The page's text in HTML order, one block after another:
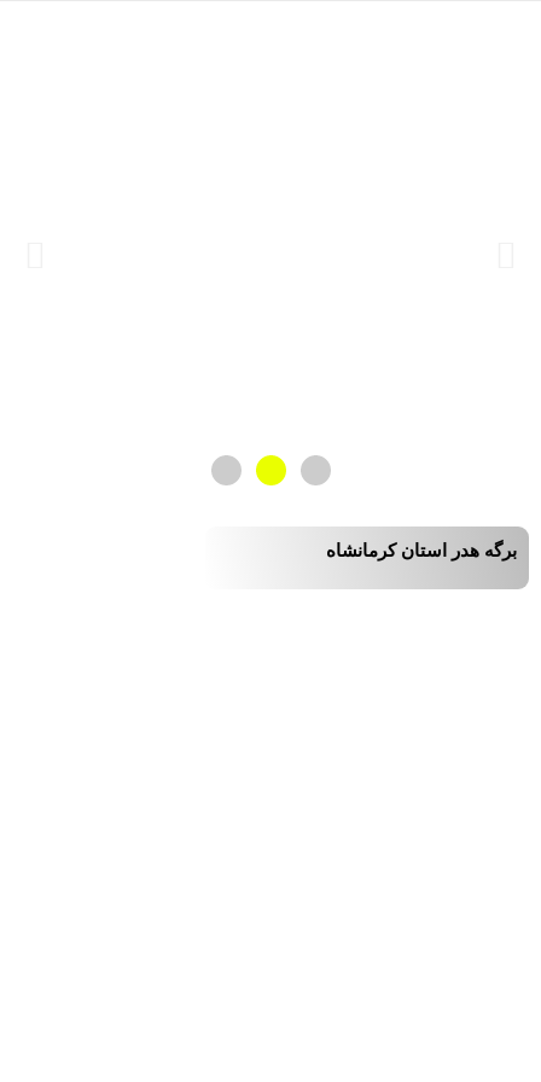
برگه هدر استان کرمانشاه